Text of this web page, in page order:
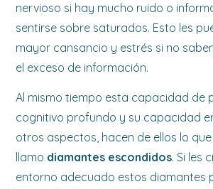
nervioso si hay mucho ruido o
sentirse sobre saturados. Esto les
mayor cansancio y estrés si no
el exceso de información.
Al mismo tiempo esta capacidad de
cognitivo profundo y su capacidad
otros aspectos, hacen de ellos lo
llamo diamantes escondidos. Si les
entorno adecuado estos diamantes